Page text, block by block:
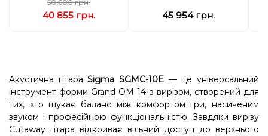
50 600 грн.
40 855 грн. 45 954 грн.
Акустична гітараSigma SGMC-10E — це універсальний
інструмент форми Grand OM-14 з вирізом, створений для
тих, хто шукає баланс між комфортом гри, насиченим
звуком і професійною функціональністю. Завдяки вирізу
Cutaway гітара відкриває вільний доступ до верхнього